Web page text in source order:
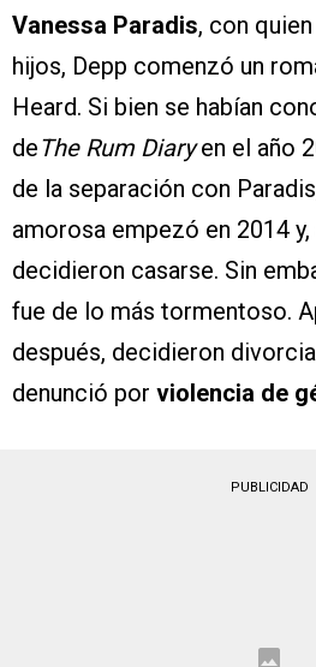
Vanessa Paradis, con
hijos, Depp comenzó un
Heard. Si bien se habían
deThe Rum Diaryen el año
de la separación con
amorosa empezó en 2014
decidieron casarse. Sin
fue de lo más tormentoso.
después, decidieron
denunció por violencia de
PUBLICIDAD